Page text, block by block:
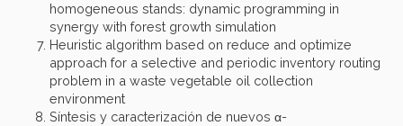
homogeneous stands: dynamic programming in
synergy with forest growth simulation
Heuristic algorithm based on reduce and optimize
approach for a selective and periodic inventory routing
problem in a waste vegetable oil collection
environment
Síntesis y caracterización de nuevos α-